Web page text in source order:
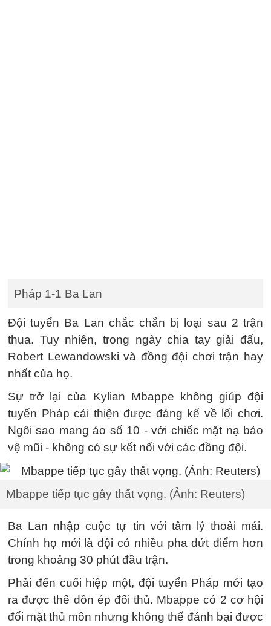
Pháp 1-1 Ba Lan
Đội tuyển Ba Lan chắc chắn bị loại sau 2 trận
thua. Tuy nhiên, trong ngày chia tay giải đấu,
Robert Lewandowski và đồng đội chơi trận hay
nhất của họ.
Sự trở lại của Kylian Mbappe không giúp đội
tuyển Pháp cải thiện được đáng kể về lối chơi.
Ngôi sao mang áo số 10 - với chiếc mặt nạ bảo
vệ mũi - không có sự kết nối với các đồng đội.
Mbappe tiếp tục gây thất vọng. (Ảnh: Reuters)
Ba Lan nhập cuộc tự tin với tâm lý thoải mái.
Chính họ mới là đội có nhiều pha dứt điểm hơn
trong khoảng 30 phút đầu trận.
Phải đến cuối hiệp một, đội tuyển Pháp mới tạo
ra được thế dồn ép đối thủ. Mbappe có 2 cơ hội
đối mặt thủ môn nhưng không thể đánh bại được